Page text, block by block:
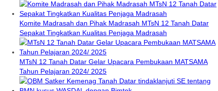
Komite Madrasah dan Pihak Madrasah MTsN 12 Tanah Datar
Sepakat Tingkatkan Kualitas Penjaga Madrasah
MTsN 12 Tanah Datar Gelar Upacara Pembukaan MATSAMA
Tahun Pelajaran 2024/ 2025